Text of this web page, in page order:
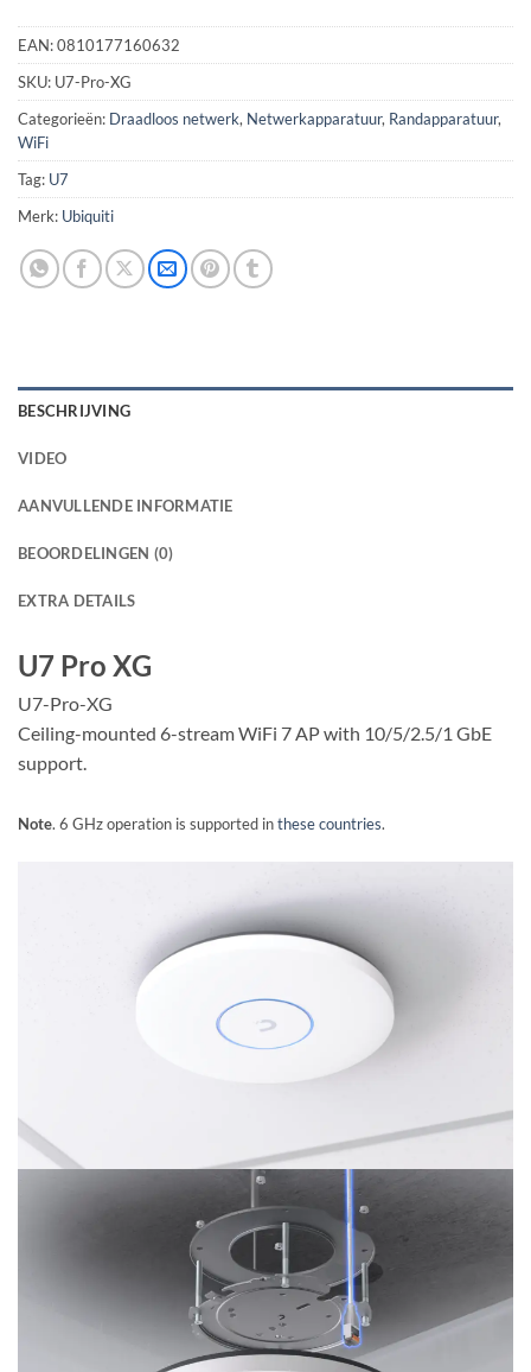
EAN:0810177160632
SKU: U7-Pro-XG
Categorieën: Draadloos netwerk, Netwerkapparatuur, Randapparatuur,
WiFi
Tag: U7
Merk: Ubiquiti
BESCHRIJVING
VIDEO
AANVULLENDE INFORMATIE
BEOORDELINGEN (0)
EXTRA DETAILS
U7 Pro XG
U7-Pro-XG
Ceiling-mounted 6-stream WiFi 7 AP with 10/5/2.5/1 GbE
support.
Note. 6 GHz operation is supported inthese countries.